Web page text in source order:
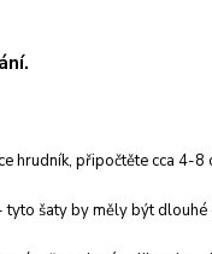
hrudník, připočtěte cca 4-
tyto šaty by měly být